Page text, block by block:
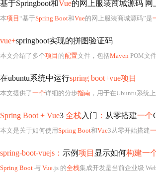
基于Springboot和Vue的网上服装商城源码 网
本项目 “基于Spring Boot和Vue的网上服装商城源码”是
vue+springboot实现的拼图验证码
本文介绍了多个项目 的配置文件，包括Maven POM文件
在ubuntu系统中运行spring boot+vue项目
本文提供了一个详细的分步指南 ，用于在Ubuntu系统
Spring Boot + Vue3 全栈入门 ： 从零搭建一个
本文是关于如何使用Spring Boot和Vue3从零开始搭建
spring-boot-vuejs： 示例项目 显示如何构建一
Spring Boot 与 Vue.js 的全栈集成开发是当前企业级